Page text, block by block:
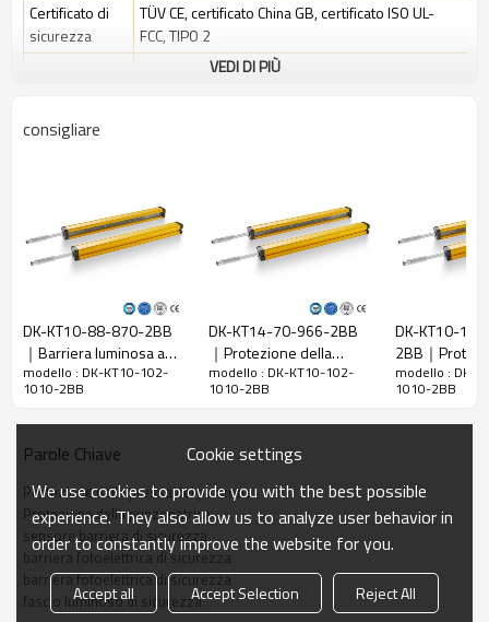
Certificato di
sicurezza
TÜV CE, certificato China GB, certificato ISO UL-
FCC, TIPO 2
Caratteristiche
Rileva la
precisione
18 mm
102
Raggio
d'azione
1010mm
prodotto
del ricevitore.
Distanza di
rilevamento
30-6000 mm
Tempo di
risposta
≤15 ms
Dati meccanici
VEDI DI PIÙ
consigliare
DK-KT10-88-870-2BB
｜Barriera luminosa a
infrarossi｜DADISICK
modello : DK-KT10-102-
1010-2BB
DK-KT14-70-966-2BB
｜Protezione della
punzonatrice｜DADISICK
modello : DK-KT10-102-
1010-2BB
DK-KT10-
2BB｜
macchine
fotoelettriche
modello : DK-
1010-2BB
Parole Chiave
Protezione dalla pressa del punzone
Protezione della punzonatrice
sensore barriera di sicurezza
barriera fotoelettrica di sicurezza
barriera fotoelettrica di sicurezza
fascio luminoso di sicurezza
Cookie settings
We use cookies to provide you with the best possible
experience. They also allow us to analyze user behavior in
order to constantly improve the website for you.
Accept all Accept Selection Reject All